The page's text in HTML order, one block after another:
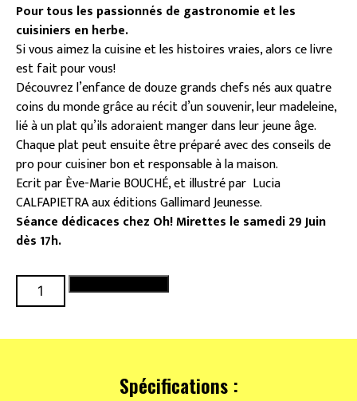
Pour tous les passionnés de gastronomie et les
cuisiniers en herbe.
Si vous aimez la cuisine et les histoires vraies, alors ce livre
est fait pour vous!
Découvrez l’enfance de douze grands chefs nés aux quatre
coins du monde grâce au récit d’un souvenir, leur madeleine,
lié à un plat qu’ils adoraient manger dans leur jeune âge.
Chaque plat peut ensuite être préparé avec des conseils de
pro pour cuisiner bon et responsable à la maison.
Ecrit par Ève-Marie BOUCHÉ, et illustré par Lucia
CALFAPIETRA aux éditions Gallimard Jeunesse.
Séance dédicaces chez Oh! Mirettes le samedi 29 Juin
dès 17h.
quantité
de
de
Spécifications :